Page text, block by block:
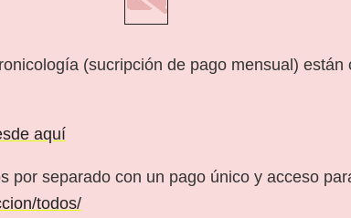
(sucripción de pago mensual) están
aquí
por separado con un pago único y acceso
todos/